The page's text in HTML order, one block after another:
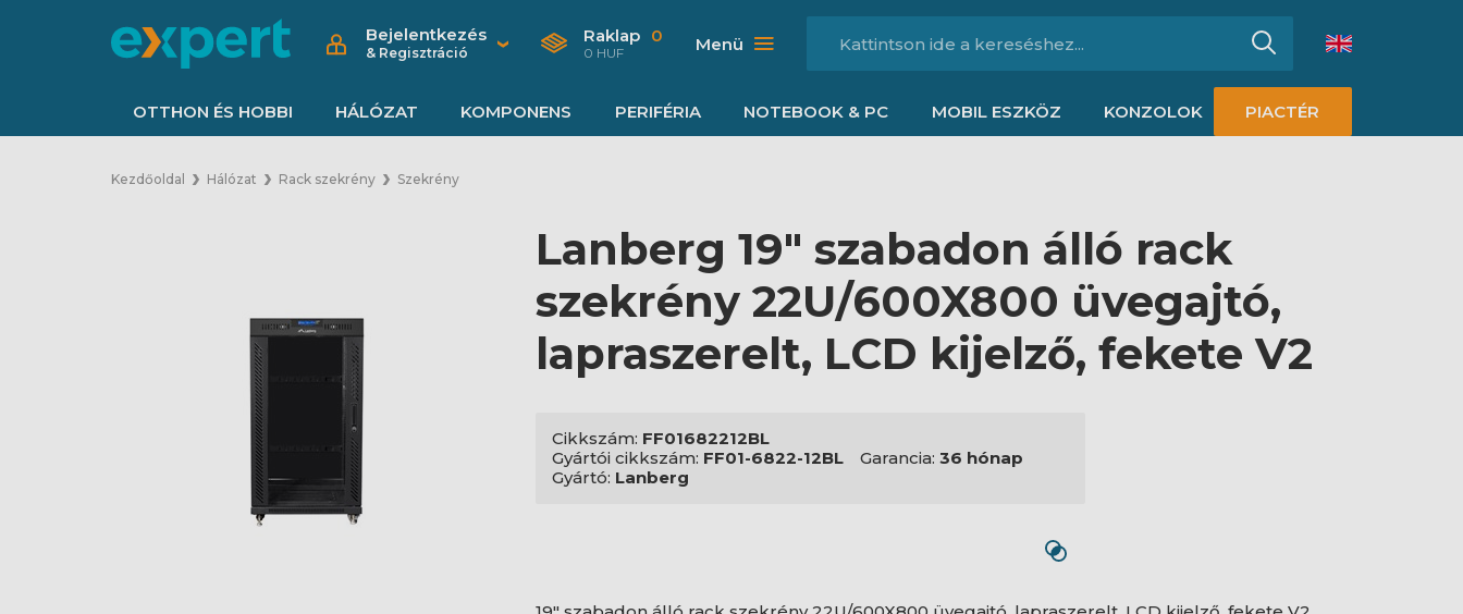
Bejelentkezés
& Regisztráció
Raklap 0
0 HUF Menü
OTTHON ÉS HOBBI HÁLÓZAT KOMPONENS PERIFÉRIA NOTEBOOK & PC MOBIL ESZKÖZ KONZOLOK PIACTÉR
Kezdőoldal Hálózat Rack szekrény Szekrény
Lanberg 19" szabadon álló rack
szekrény 22U/600X800 üvegajtó,
lapraszerelt, LCD kijelző, fekete V2
Cikkszám: FF01682212BL
Gyártói cikkszám: FF01-6822-12BL Garancia: 36 hónap
Gyártó: Lanberg